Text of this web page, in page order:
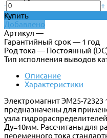
-
+
Купить
Добавлено
Артикул —
Гарантийный срок — 1 год
Род тока — Постоянный
Тип исполнения выводов
Описание
Характеристики
Электромагнит ЭМ25-72323
предназначены для
узла
Ду=10мм. Рассчитаны для
переменного тока